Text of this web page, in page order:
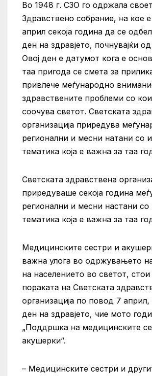
Во 1948 г. СЗО го одржала
Здравствено собрание, на кое
април секоја година да се
ден на здравјето, почнувајќи од
Овој ден е датумот кога е
таа пригода се смета за
привлече меѓународно
здравствените проблеми со
соочува светот. Светската
организација приредува
регионални и месни натани со
тематика која е важна за таа
Светската здравствена
приредуваше секоја година
регионални и месни настани со
тематика која е важна за таа
Медицинските сестри и
важна улога во одржувањето
на населението во светот, стои
пораката на Светската
организација по повод 7
ден на здравјето, чие мото
„Поддршка на медицинските
акушерки”.
– Медицинските сестри и